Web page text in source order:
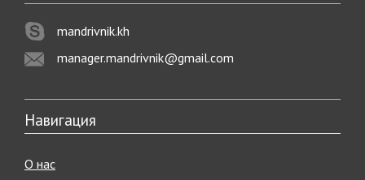
mandrivnik.kh
manager.mandrivnik@gmail.com
Навигация
О нас